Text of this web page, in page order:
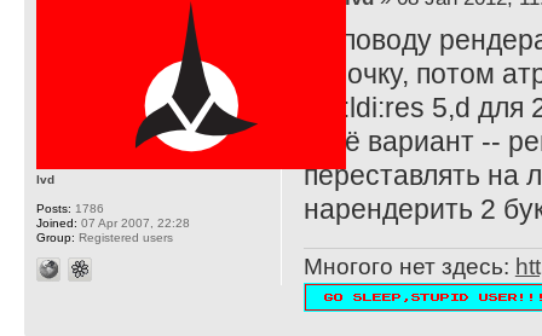
по поводу
строчку, потом
5,d:ldi:res 5,d
Ещё вариант --
переставлять на
нарендерить 2
Многого нет здесь:
lvd
Posts: 1786
Joined: 07 Apr 2007, 22:28
Group: Registered users